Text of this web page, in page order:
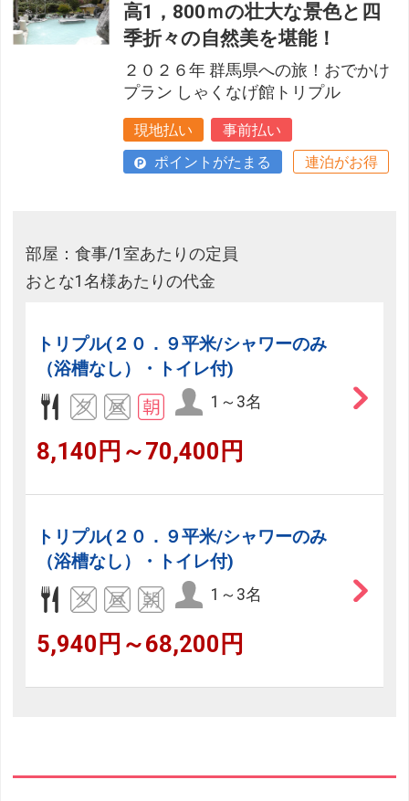
高1，800ｍの壮大な景色と四
季折々の自然美を堪能！
２０２６年 群馬県への旅！おでかけ
プラン しゃくなげ館トリプル
現地払い
事前払い
ポイントがたまる
連泊がお得
部屋：食事/1室あたりの定員
おとな1名様あたりの代金
トリプル(２０．９平米/シャワーのみ
（浴槽なし）・トイレ付)
1～3名
8,140円～70,400円
トリプル(２０．９平米/シャワーのみ
（浴槽なし）・トイレ付)
1～3名
5,940円～68,200円